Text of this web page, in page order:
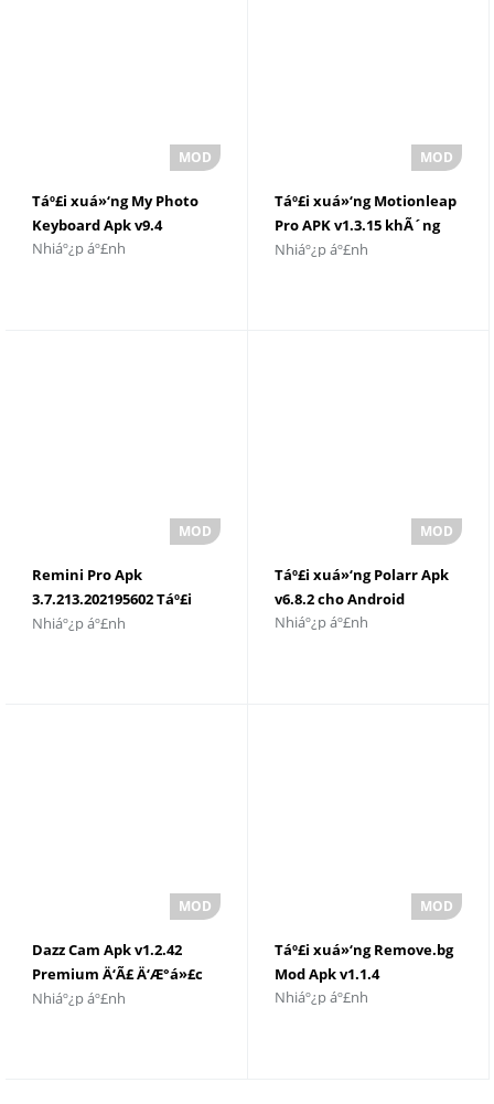
Táº£i xuá»‘ng My Photo
Keyboard Apk v9.4
Nhiáº¿p áº£nh
Táº£i xuá»‘ng Motionleap
Pro APK v1.3.15 khÃ´ng
cÃ³ hÃ¬nh má»
Nhiáº¿p áº£nh
Remini Pro Apk
3.7.213.202195602 Táº£i
xuá»‘ng phiÃªn báº£n
Nhiáº¿p áº£nh
Táº£i xuá»‘ng Polarr Apk
v6.8.2 cho Android
Nhiáº¿p áº£nh
Dazz Cam Apk v1.2.42
Premium Ä‘Ã£ Ä‘Æ°á»£c
má»Ÿ khÃ³a
Nhiáº¿p áº£nh
Táº£i xuá»‘ng Remove.bg
Mod Apk v1.1.4
Nhiáº¿p áº£nh